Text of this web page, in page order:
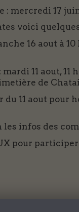
: mercredi 17
voici
16 aout à 10
11 aout,
de
du 11 aout pour
les infos des
pour